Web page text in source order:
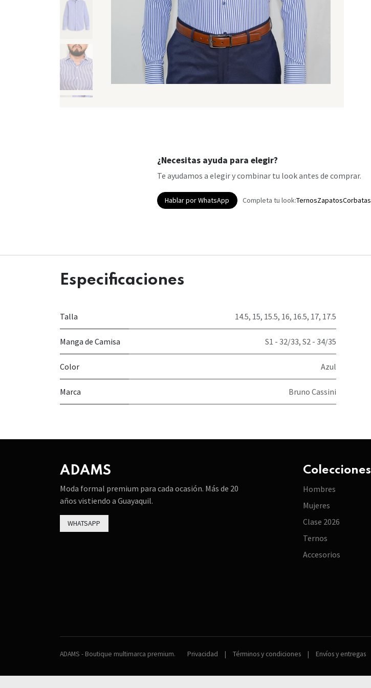
¿Necesitas ayuda para elegir?
Te ayudamos a elegir y combinar tu look antes de comprar.
Hablar por WhatsApp Completa tu look:TernosZapatosCorbatas
Especificaciones
Talla 14.5, 15, 15.5, 16, 16.5, 17, 17.5
Manga de Camisa S1 - 32/33, S2 - 34/35
Color Azul
Marca Bruno Cassini
ADAMS
Moda formal premium para cada ocasión. Más de 20
años vistiendo a Guayaquil.
WHATSAPP
Colecciones
Hombres
Mujeres
Clase 2026
Ternos
Accesorios
ADAMS - Boutique multimarca premium. Privacidad | Términos y condiciones | Envíos y entregas